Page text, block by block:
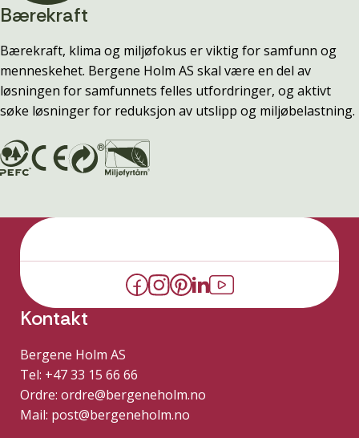
Bærekraft
Bærekraft, klima og miljøfokus er viktig for samfunn og
menneskehet. Bergene Holm AS skal være en del av
løsningen for samfunnets felles utfordringer, og aktivt
søke løsninger for reduksjon av utslipp og miljøbelastning.
Kontakt
Bergene Holm AS
Tel: +47 33 15 66 66
Ordre: ordre@bergeneholm.no
Mail: post@bergeneholm.no